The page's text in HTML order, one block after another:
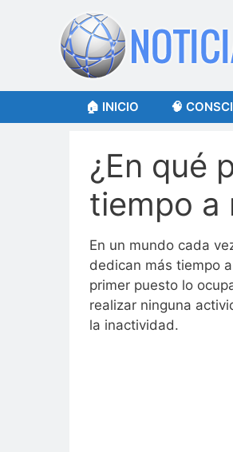
contenido
🏠 INICIO 🧠
¿En qué
tiempo a
En un mundo cada
dedican más tiempo
primer puesto lo
realizar ninguna
la inactividad.